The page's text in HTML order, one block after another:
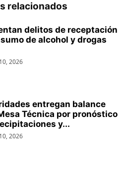
relacionados
delitos de receptación
de alcohol y drogas
2026
entregan balance
Técnica por pronóstico
y...
2026